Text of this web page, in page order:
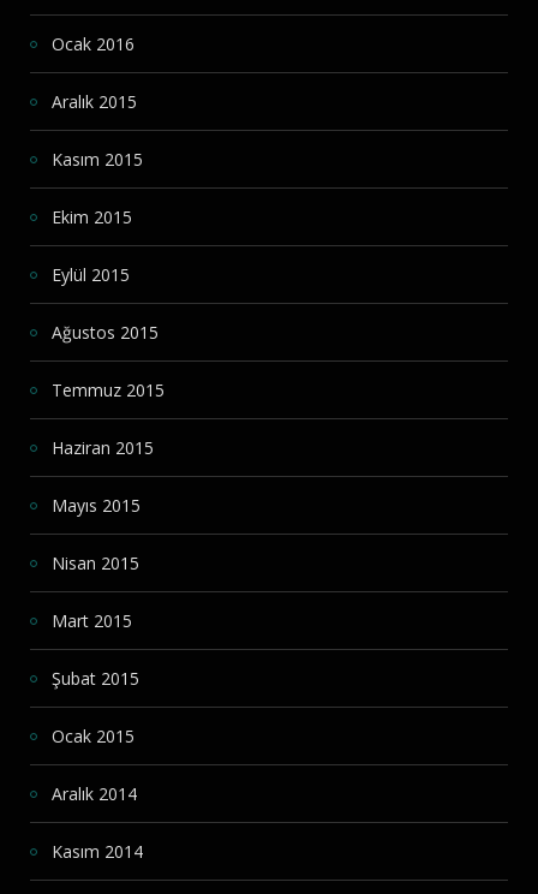
Ocak 2016
Aralık 2015
Kasım 2015
Ekim 2015
Eylül 2015
Ağustos 2015
Temmuz 2015
Haziran 2015
Mayıs 2015
Nisan 2015
Mart 2015
Şubat 2015
Ocak 2015
Aralık 2014
Kasım 2014